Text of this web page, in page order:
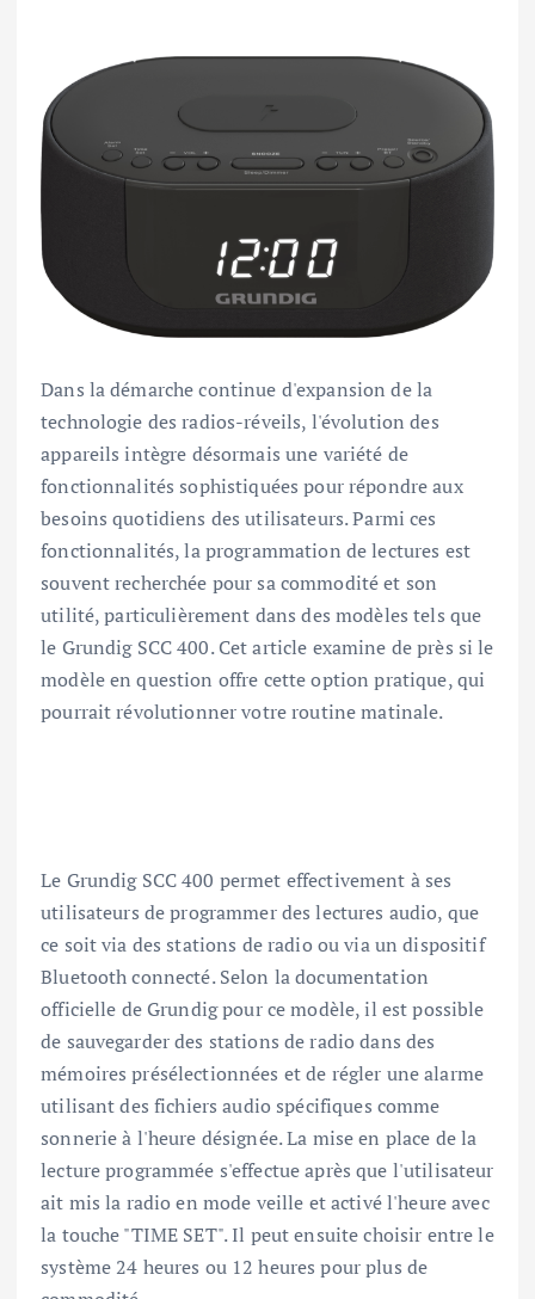
Dans la démarche continue d'expansion de la
technologie des radios-réveils, l'évolution des
appareils intègre désormais une variété de
fonctionnalités sophistiquées pour répondre aux
besoins quotidiens des utilisateurs. Parmi ces
fonctionnalités, la programmation de lectures est
souvent recherchée pour sa commodité et son
utilité, particulièrement dans des modèles tels que
le Grundig SCC 400. Cet article examine de près si le
modèle en question offre cette option pratique, qui
pourrait révolutionner votre routine matinale.
Le Grundig SCC 400 permet effectivement à ses
utilisateurs de programmer des lectures audio, que
ce soit via des stations de radio ou via un dispositif
Bluetooth connecté. Selon la documentation
officielle de Grundig pour ce modèle, il est possible
de sauvegarder des stations de radio dans des
mémoires présélectionnées et de régler une alarme
utilisant des fichiers audio spécifiques comme
sonnerie à l'heure désignée. La mise en place de la
lecture programmée s'effectue après que l'utilisateur
ait mis la radio en mode veille et activé l'heure avec
la touche "TIME SET". Il peut ensuite choisir entre le
système 24 heures ou 12 heures pour plus de